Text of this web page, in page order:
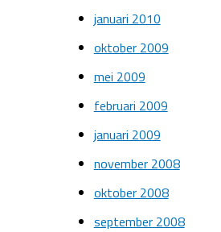
januari 2010
oktober 2009
mei 2009
februari 2009
januari 2009
november 2008
oktober 2008
september 2008